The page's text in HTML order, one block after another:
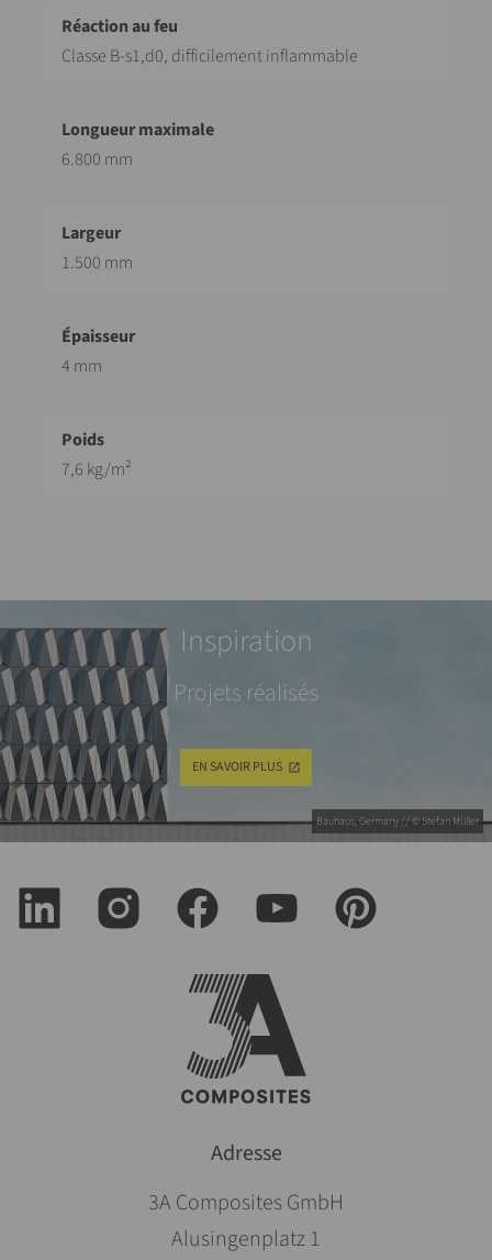
Classe B-s1,d0, difficilement inflammable
6.800 mm
1.500 mm
4 mm
7,6 kg/m²
Bauhaus, Germany // © Stefan Müller
Inspiration
Projets réalisés
EN SAVOIR PLUS
Adresse
3A Composites GmbH
Alusingenplatz 1